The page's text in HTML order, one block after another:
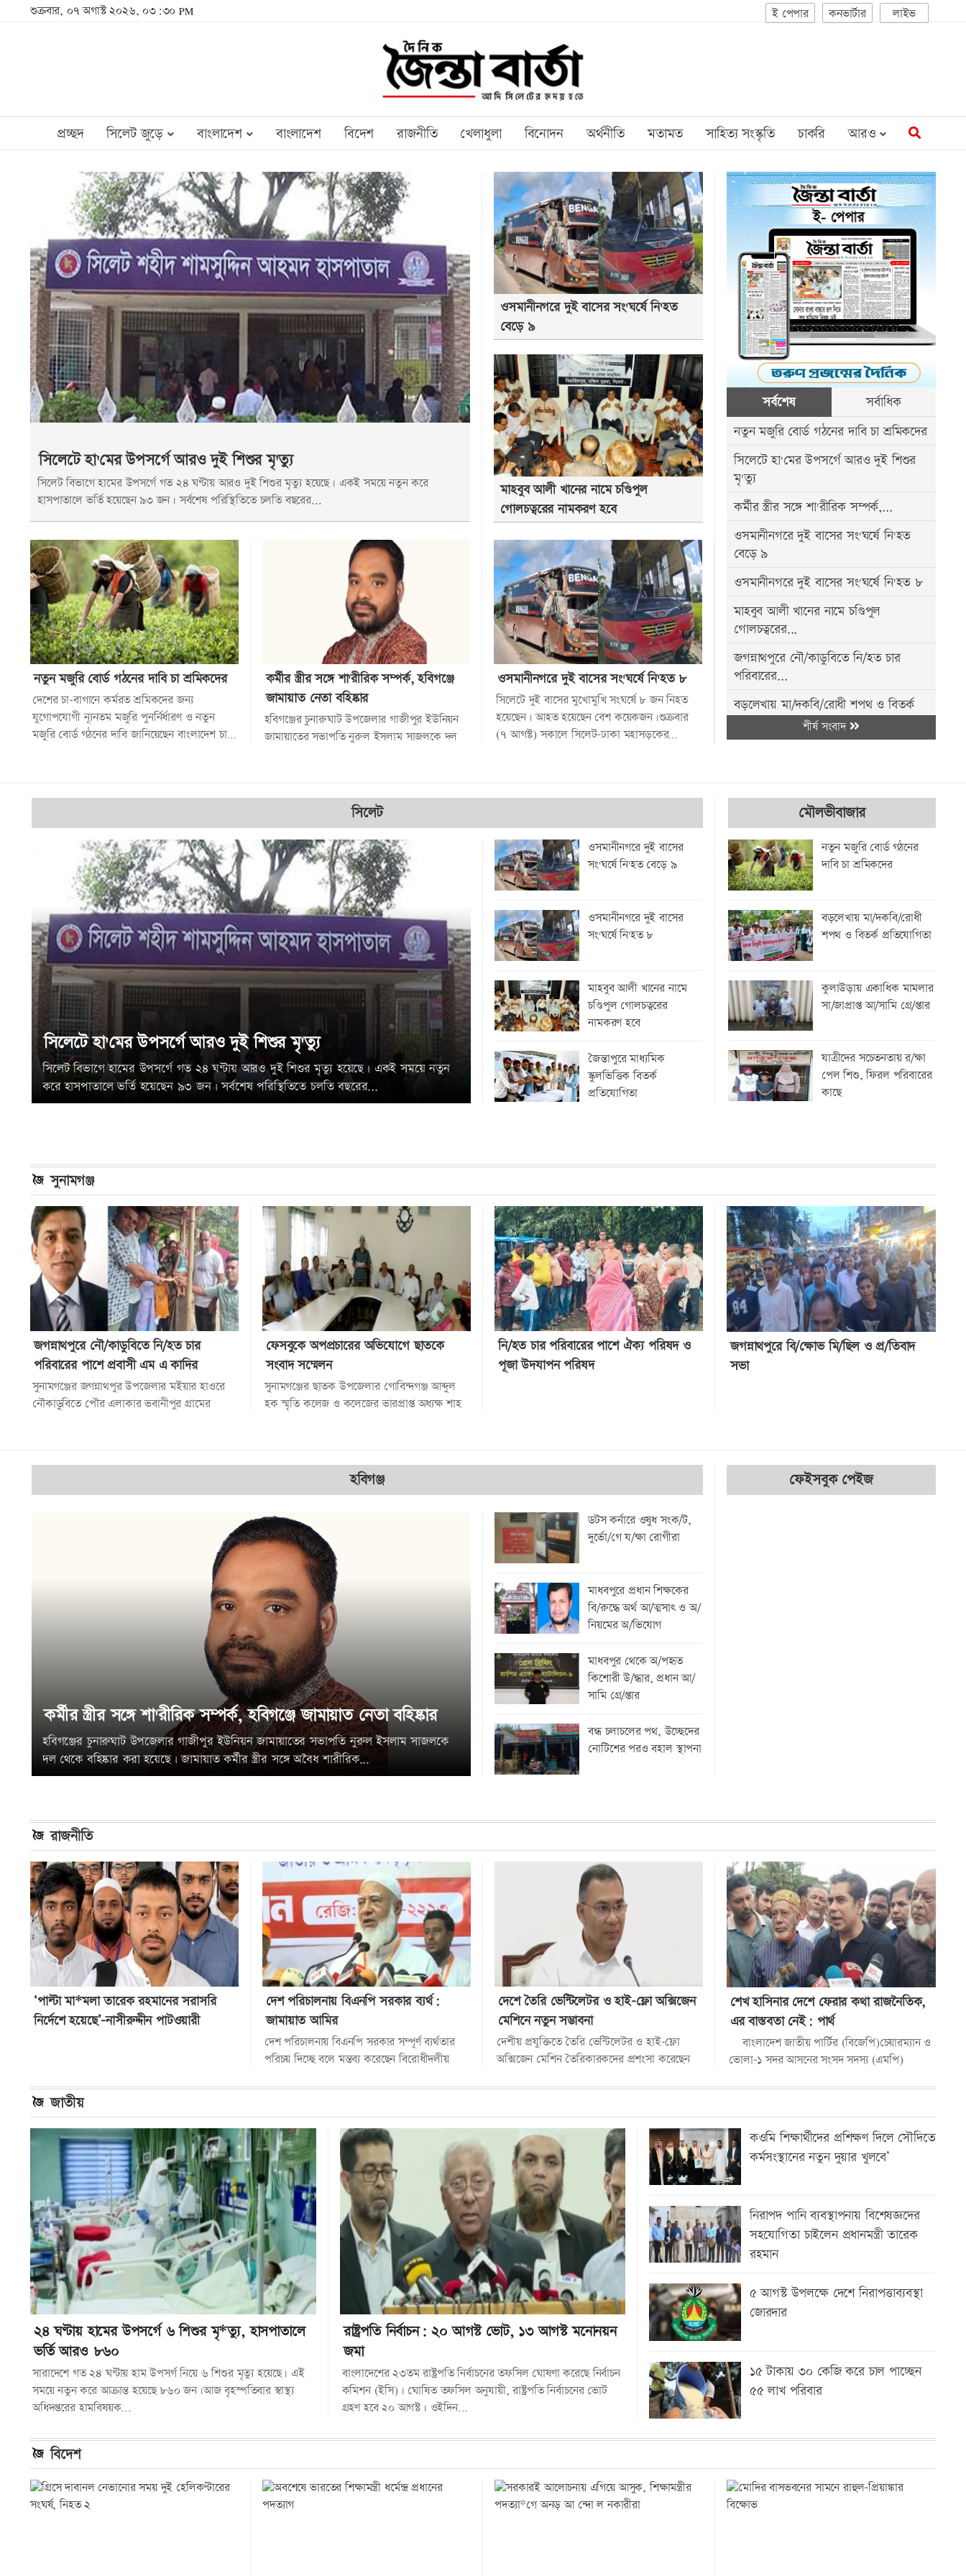
শুক্রবার, ০৭ অগাস্ট ২০২৬, ০৩:৩০ PM ই পেপার কনভার্টার লাইভ
প্রচ্ছদ সিলেট জুড়ে বাংলাদেশ বাংলাদেশ বিদেশ রাজনীতি খেলাধুলা বিনোদন অর্থনীতি মতামত সাহিত্য সংস্কৃতি চাকরি আরও
সিলেটে হা'মের উপসর্গে আরও দুই শিশুর মৃ'ত্যু
সিলেট বিভাগে হামের উপসর্গে গত ২৪ ঘণ্টায় আরও দুই শিশুর মৃত্যু হয়েছে। একই সময়ে নতুন করে
হাসপাতালে ভর্তি হয়েছেন ৯৩ জন। সর্বশেষ পরিস্থিতিতে চলতি বছরের...
ওসমানীনগরে দুই বাসের সং'ঘর্ষে নি'হত
বেড়ে ৯
মাহবুব আলী খানের নামে চণ্ডিপুল
গোলচত্বরের নামকরণ হবে
নতুন মজুরি বোর্ড গঠনের দাবি চা শ্রমিকদের
দেশের চা-বাগানে কর্মরত শ্রমিকদের জন্য
যুগোপযোগী ন্যূনতম মজুরি পুনর্নির্ধারণ ও নতুন
মজুরি বোর্ড গঠনের দাবি জানিয়েছেন বাংলাদেশ চা
কর্মীর স্ত্রীর সঙ্গে শা'রীরিক সম্পর্ক, হবিগঞ্জে
জামায়াত নেতা বহিষ্কার
হবিগঞ্জের চুনারুঘাট উপজেলার গাজীপুর ইউনিয়ন
জামায়াতের সভাপতি নুরুল ইসলাম সাজলকে দল
ওসমানীনগরে দুই বাসের সং'ঘর্ষে নি'হত ৮
সিলেটে দুই বাসের মুখোমুখি সংঘর্ষে ৮ জন নিহত
হয়েছেন। আহত হয়েছেন বেশ কয়েকজন।শুক্রবার
(৭ আগস্ট) সকালে সিলেট-ঢাকা মহাসড়কের
সর্বশেষ
সর্বাধিক
নতুন মজুরি বোর্ড গঠনের দাবি চা শ্রমিকদের
সিলেটে হা'মের উপসর্গে আরও দুই শিশুর
মৃ'ত্যু
কর্মীর স্ত্রীর সঙ্গে শা'রীরিক সম্পর্ক,...
ওসমানীনগরে দুই বাসের সং'ঘর্ষে নি'হত
বেড়ে ৯
ওসমানীনগরে দুই বাসের সং'ঘর্ষে নি'হত ৮
মাহবুব আলী খানের নামে চণ্ডিপুল
গোলচত্বরের...
জগন্নাথপুরে নৌ/কাডুবিতে নি/হত চার
পরিবারের...
বড়লেখায় মা/দকবি/রোধী শপথ ও বিতর্ক
জৈন্তাপুরে মাধ্যমিক স্কুলভিত্তিক বিতর্ক...
ডটস কর্নারে ওষুধ সংক/ট, দুর্ভো/গে য/ক্ষা
রোগীরা
শাবিপ্রবিতে আন্তর্জাতিক আলোকচিত্র প্রদর্শনী
অন্য সিটির তুলনায় সিলেট অনেক
পরিচ্ছন্ন-...
৭ শহীদের স্মরণে গোলাপগঞ্জে কুরআন খতম
ও দোয়া...
শীর্ষ সংবাদ
সিলেট
সিলেটে হা'মের উপসর্গে আরও দুই শিশুর মৃ'ত্যু
সিলেট বিভাগে হামের উপসর্গে গত ২৪ ঘণ্টায় আরও দুই শিশুর মৃত্যু হয়েছে। একই সময়ে নতুন
করে হাসপাতালে ভর্তি হয়েছেন ৯৩ জন। সর্বশেষ পরিস্থিতিতে চলতি বছরের...
ওসমানীনগরে দুই বাসের
সং'ঘর্ষে নি'হত বেড়ে ৯
ওসমানীনগরে দুই বাসের
সং'ঘর্ষে নি'হত ৮
মাহবুব আলী খানের নামে
চণ্ডিপুল গোলচত্বরের
নামকরণ হবে
জৈন্তাপুরে মাধ্যমিক
স্কুলভিত্তিক বিতর্ক
প্রতিযোগিতা
মৌলভীবাজার
নতুন মজুরি বোর্ড গঠনের
দাবি চা শ্রমিকদের
বড়লেখায় মা/দকবি/রোধী
শপথ ও বিতর্ক প্রতিযোগিতা
কুলাউড়ায় একাধিক মামলার
সা/জাপ্রাপ্ত আ/সামি গ্রে/প্তার
যাত্রীদের সচেতনতায় র/ক্ষা
পেল শিশু, ফিরল পরিবারের
কাছে
সুনামগঞ্জ
জগন্নাথপুরে নৌ/কাডুবিতে নি/হত চার
পরিবারের পাশে প্রবাসী এম এ কাদির
সুনামগঞ্জের জগন্নাথপুর উপজেলার মইয়ার হাওরে
নৌকাডুবিতে পৌর এলাকার ভবানীপুর গ্রামের
ফেসবুকে অপপ্রচারের অভিযোগে ছাতকে
সংবাদ সম্মেলন
সুনামগঞ্জের ছাতক উপজেলার গোবিন্দগঞ্জ আব্দুল
হক স্মৃতি কলেজ ও কলেজের ভারপ্রাপ্ত অধ্যক্ষ শাহ
নি/হত চার পরিবারের পাশে ঐক্য পরিষদ ও
পূজা উদযাপন পরিষদ
জগন্নাথপুরে বি/ক্ষোভ মি/ছিল ও প্র/তিবাদ
সভা
হবিগঞ্জ
কর্মীর স্ত্রীর সঙ্গে শা'রীরিক সম্পর্ক, হবিগঞ্জে জামায়াত নেতা বহিষ্কার
হবিগঞ্জের চুনারুঘাট উপজেলার গাজীপুর ইউনিয়ন জামায়াতের সভাপতি নুরুল ইসলাম সাজলকে
দল থেকে বহিষ্কার করা হয়েছে। জামায়াত কর্মীর স্ত্রীর সঙ্গে অবৈধ শারীরিক...
ডটস কর্নারে ওষুধ সংক/ট,
দুর্ভো/গে য/ক্ষা রোগীরা
মাধবপুরে প্রধান শিক্ষকের
বি/রুদ্ধে অর্থ আ/ত্মসাৎ ও অ/
নিয়মের অ/ভিযোগ
মাধবপুর থেকে অ/পহৃত
কিশোরী উ/দ্ধার, প্রধান আ/
সামি গ্রে/প্তার
বন্ধ চলাচলের পথ, উচ্ছেদের
নোটিশের পরও বহাল স্থাপনা
ফেইসবুক পেইজ
রাজনীতি
‘পাল্টা মা*মলা তারেক রহমানের সরাসরি
নির্দেশে হয়েছে’-নাসীরুদ্দীন পাটওয়ারী
দেশ পরিচালনায় বিএনপি সরকার ব্যর্থ:
জামায়াত আমির
দেশ পরিচালনায় বিএনপি সরকার সম্পূর্ণ ব্যর্থতার
পরিচয় দিচ্ছে বলে মন্তব্য করেছেন বিরোধীদলীয়
দেশে তৈরি ভেন্টিলেটর ও হাই-ফ্লো অক্সিজেন
মেশিনে নতুন সম্ভাবনা
দেশীয় প্রযুক্তিতে তৈরি ভেন্টিলেটর ও হাই-ফ্লো
অক্সিজেন মেশিন তৈরিকারকদের প্রশংসা করেছেন
মেশিন ব্যবহার উপযোগী...
শেখ হাসিনার দেশে ফেরার কথা রাজনৈতিক,
এর বাস্তবতা নেই: পার্থ
বাংলাদেশ জাতীয় পার্টির (বিজেপি)চেয়ারম্যান ও
ভোলা-১ সদর আসনের সংসদ সদস্য (এমপি)
ক্ষমতাচ্যুত ও দেশত্যাগ করা...
জাতীয়
২৪ ঘণ্টায় হামের উপসর্গে ৬ শিশুর মৃ*ত্যু, হাসপাতালে
ভর্তি আরও ৮৬০
সারাদেশে গত ২৪ ঘণ্টায় হাম উপসর্গ নিয়ে ৬ শিশুর মৃত্যু হয়েছে। এই
সময়ে নতুন করে আক্রান্ত হয়েছে ৮৬০ জন।আজ বৃহস্পতিবার স্বাস্থ্য
অধিদপ্তরের হামবিষয়ক...
রাষ্ট্রপতি নির্বাচন: ২০ আগস্ট ভোট, ১৩ আগস্ট মনোনয়ন
জমা
বাংলাদেশের ২৩তম রাষ্ট্রপতি নির্বাচনের তফসিল ঘোষণা করেছে নির্বাচন
কমিশন (ইসি)। ঘোষিত তফসিল অনুযায়ী, রাষ্ট্রপতি নির্বাচনের ভোট
গ্রহণ হবে ২০ আগস্ট। ওইদিন...
কওমি শিক্ষার্থীদের প্রশিক্ষণ দিলে সৌদিতে
কর্মসংস্থানের নতুন দুয়ার খুলবে’
নিরাপদ পানি ব্যবস্থাপনায় বিশেষজ্ঞদের
সহযোগিতা চাইলেন প্রধানমন্ত্রী তারেক
রহমান
৫ আগস্ট উপলক্ষে দেশে নিরাপত্তাব্যবস্থা
জোরদার
১৫ টাকায় ৩০ কেজি করে চাল পাচ্ছেন
৫৫ লাখ পরিবার
বিদেশ